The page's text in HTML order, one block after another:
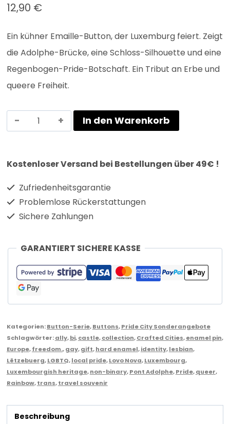
12,90 €
Ein kühner Emaille-Button, der Luxemburg feiert. Zeigt
die Adolphe-Brücke, eine Schloss-Silhouette und eine
Regenbogen-Pride-Botschaft. Ein Tribut an Erbe und
queere Freiheit.
In den Warenkorb
Kostenloser Versand bei Bestellungen über 49€ !
Zufriedenheitsgarantie
Problemlose Rückerstattungen
Sichere Zahlungen
GARANTIERT SICHERE KASSE
Kategorien:Button-Serie,Buttons,Pride City Sonderangebote
Schlagwörter:ally,bi,castle,collection,Crafted Cities,enamel pin,
Europe,freedom.,gay,gift,hard enamel,identity,lesbian,
Lëtzebuerg,LGBTQ,local pride,Lovo Nova,Luxembourg,
Luxembourgish heritage,non-binary,Pont Adolphe,Pride,queer,
Rainbow,trans,travel souvenir
Beschreibung